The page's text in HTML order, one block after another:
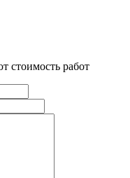
стоимость работ